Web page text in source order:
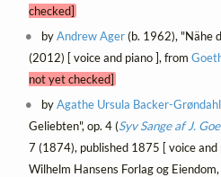
checked]
byAndrew Ager(b. 1962), "Nähe
(2012) [ voice and piano ], from
not yet checked]
byAgathe Ursula Backer-Grøndahl
Geliebten", op. 4 (Syv Sange af J.
7 (1874), published 1875 [ voice and
Wilhelm Hansens Forlag og